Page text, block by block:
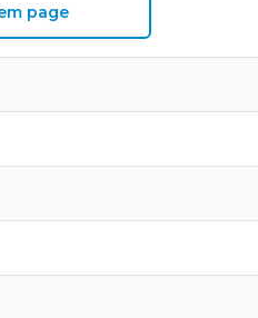
page